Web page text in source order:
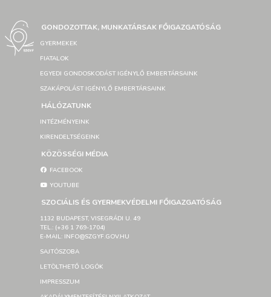
GONDOZOTTAK, MUNKATÁRSAK FŐIGAZGATÓSÁG
GYERMEKEK
FIATALOK
EGYEDI GONDOSKODÁST IGÉNYLŐ EMBERTÁRSAINK
SZAKÁPOLÁST IGÉNYLŐ EMBERTÁRSAINK
HÁLÓZATUNK
INTÉZMÉNYEINK
KIRENDELTSÉGEINK
KÖZÖSSÉGI MÉDIA
FACEBOOK
YOUTUBE
SZOCIÁLIS ÉS GYERMEKVÉDELMI FŐIGAZGATÓSÁG
1132 BUDAPEST, VISEGRÁDI U. 49
TEL.: (+36 1 769-1704)
E-MAIL: INFO@SZGYF.GOV.HU
SAJTÓSZOBA
LETÖLTHETŐ LOGÓK
IMPRESSZUM